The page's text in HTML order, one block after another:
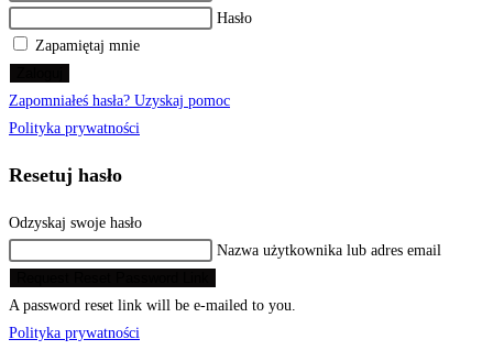
Hasło
Zapamiętaj mnie
Zapomniałeś hasła? Uzyskaj pomoc
Polityka prywatności
Resetuj hasło
Odzyskaj swoje hasło
Nazwa użytkownika lub adres email
A password reset link will be e-mailed to you.
Polityka prywatności